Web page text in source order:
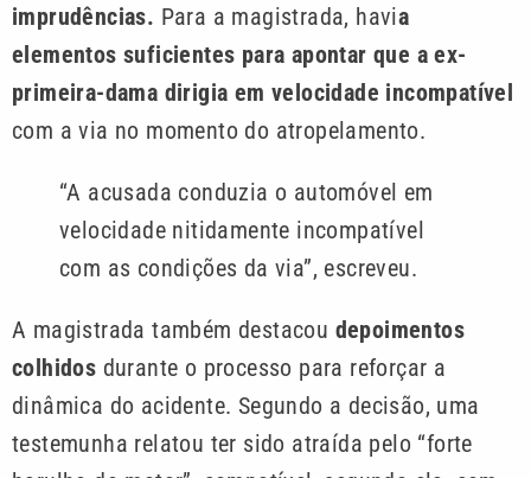
imprudências. Para a magistrada, havia
elementos suficientes para apontar que a ex-
primeira-dama dirigia em velocidade incompatível
com a via no momento do atropelamento.
“A acusada conduzia o automóvel em
velocidade nitidamente incompatível
com as condições da via”, escreveu.
A magistrada também destacou depoimentos
colhidos durante o processo para reforçar a
dinâmica do acidente. Segundo a decisão, uma
testemunha relatou ter sido atraída pelo “forte